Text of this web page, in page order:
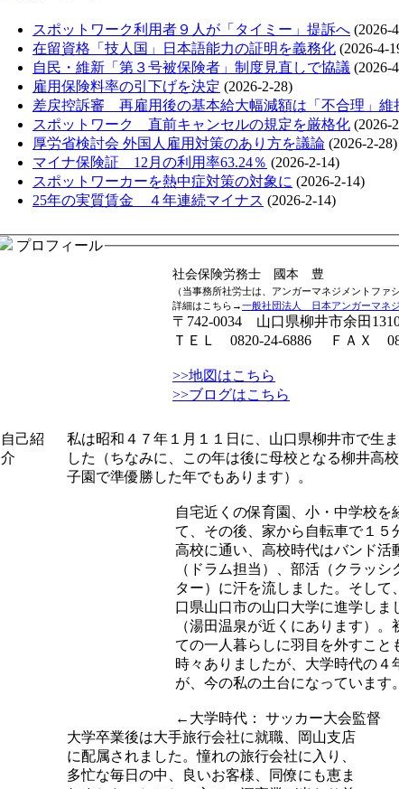
スポットワーク利用者９人が「タイミー」提訴へ (2026-
在留資格「技人国」日本語能力の証明を義務化 (2026-4-
自民・維新「第３号被保険者」制度見直しで協議 (2026-
雇用保険料率の引下げを決定 (2026-2-28)
差戻控訴審 再雇用後の基本給大幅減額は「不合理」維
スポットワーク 直前キャンセルの規定を厳格化 (2026-
厚労省検討会 外国人雇用対策のあり方を議論 (2026-2-28)
マイナ保険証 12月の利用率63.24％ (2026-2-14)
スポットワーカーを熱中症対策の対象に (2026-2-14)
25年の実質賃金 ４年連続マイナス (2026-2-14)
プロフィール
社会保険労務士 國本 豊
（当事務所社労士は、アンガーマネジメントファ
詳細はこちら→一般社団法人 日本アンガーマネ
〒742-0034 山口県柳井市余田
ＴＥＬ 0820-24-6886 ＦＡＸ
>>地図はこちら
>>ブログはこちら
自己紹
介
私は昭和４７年１月１１日に、山口県柳井市で生ま
した（ちなみに、この年は後に母校となる柳井高
子園で準優勝した年でもあります）。
自宅近くの保育園、小・中学校を
て、その後、家から自転車で１５
高校に通い、高校時代はバンド活
（ドラム担当）、部活（クラッシ
ター）に汗を流しました。そして
口県山口市の山口大学に進学しま
（湯田温泉が近くにあります）。
ての一人暮らしに羽目を外すこと
時々ありましたが、大学時代の４
が、今の私の土台になっています
←大学時代： サッカー大会監督
大学卒業後は大手旅行会社に就職、岡山支店
に配属されました。憧れの旅行会社に入り、
多忙な毎日の中、良いお客様、同僚にも恵ま